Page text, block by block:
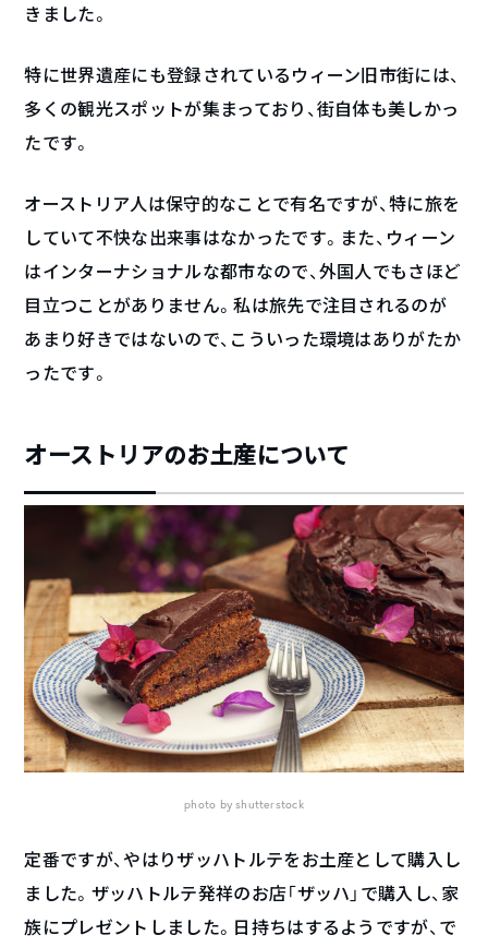
きました。
特に世界遺産にも登録されているウィーン旧市街には、
多くの観光スポットが集まっており、街自体も美しかっ
たです。
オーストリア人は保守的なことで有名ですが、特に旅を
していて不快な出来事はなかったです。また、ウィーン
はインターナショナルな都市なので、外国人でもさほど
目立つことがありません。私は旅先で注目されるのが
あまり好きではないので、こういった環境はありがたか
ったです。
オーストリアのお土産について
photo by shutterstock
定番ですが、やはりザッハトルテをお土産として購入し
ました。ザッハトルテ発祥のお店「ザッハ」で購入し、家
族にプレゼントしました。日持ちはするようですが、で